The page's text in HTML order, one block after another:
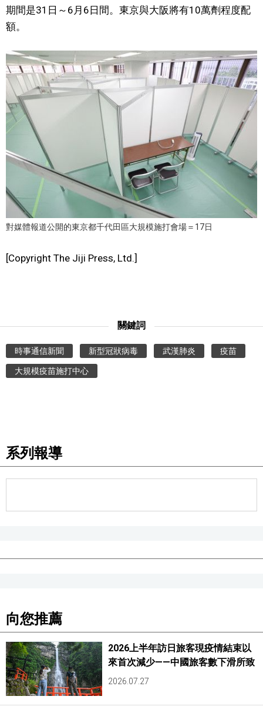
人物訪談
日本入門
政治外交
社會
財經
科學技術
教育
醫療健康
期間是31日～6月6日間。東京與大阪將有10萬劑程度配
額。
對媒體報道公開的東京都千代田區大規模施打會場＝17日
[Copyright The Jiji Press, Ltd.]
關鍵詞
時事通信新聞 新型冠狀病毒 武漢肺炎 疫苗
大規模疫苗施打中心
系列報導
向您推薦
2026上半年訪日旅客現疫情結束以
來首次減少——中國旅客數下滑所致
2026.07.27